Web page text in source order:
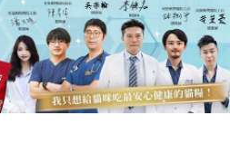
器、好喵招系列
凍乾、保健品